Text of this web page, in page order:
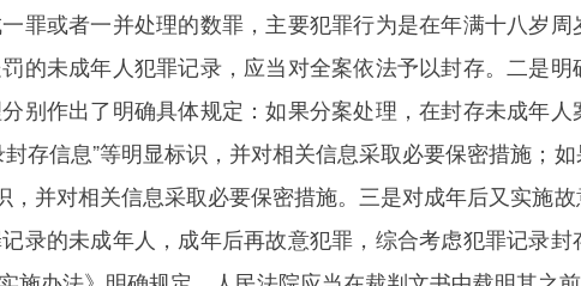
罪或者一并处理的数罪，主要犯罪行为是在年满十八岁
的未成年人犯罪记录，应当对全案依法予以封存。二是
别作出了明确具体规定：如果分案处理，在封存未成年
存信息”等明显标识，并对相关信息采取必要保密措施；
，并对相关信息采取必要保密措施。三是对成年后又实施
录的未成年人，成年后再故意犯罪，综合考虑犯罪记录